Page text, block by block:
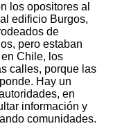
los opositores al
edificio Burgos,
de
pero estaban
Chile, los
calles, porque las
Hay un
en
información y
comunidades.